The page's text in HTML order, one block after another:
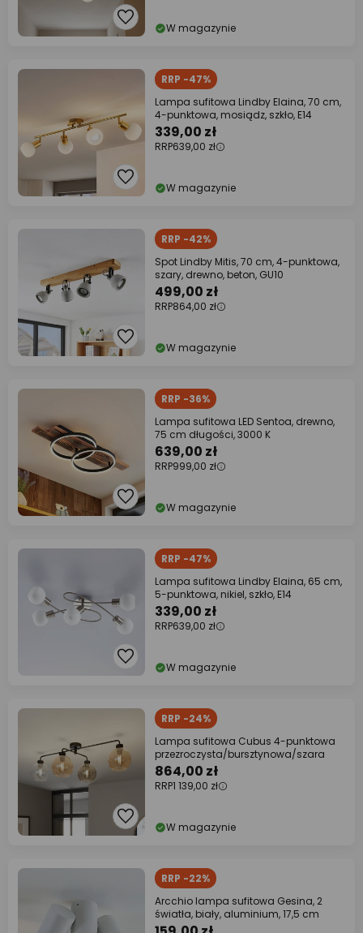
W magazynie
RRP -47%
Lampa sufitowa Lindby Elaina, 70 cm,
4-punktowa, mosiądz, szkło, E14
339,00 zł
RRP639,00 zł
W magazynie
RRP -42%
Spot Lindby Mitis, 70 cm, 4-punktowa,
szary, drewno, beton, GU10
499,00 zł
RRP864,00 zł
W magazynie
RRP -36%
Lampa sufitowa LED Sentoa, drewno,
75 cm długości, 3000 K
639,00 zł
RRP999,00 zł
W magazynie
RRP -47%
Lampa sufitowa Lindby Elaina, 65 cm,
5-punktowa, nikiel, szkło, E14
339,00 zł
RRP639,00 zł
W magazynie
RRP -24%
Lampa sufitowa Cubus 4-punktowa
przezroczysta/bursztynowa/szara
864,00 zł
RRP1 139,00 zł
W magazynie
RRP -22%
Arcchio lampa sufitowa Gesina, 2
światła, biały, aluminium, 17,5 cm